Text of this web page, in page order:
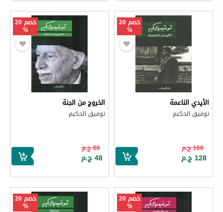
خصم 20
%
الأيدي الناعمة
توفيق الحكيم
160 ج.م
128 ج.م
خصم 20
%
الخروج من الجنة
توفيق الحكيم
60 ج.م
48 ج.م
خصم 20
%
خصم 20
%